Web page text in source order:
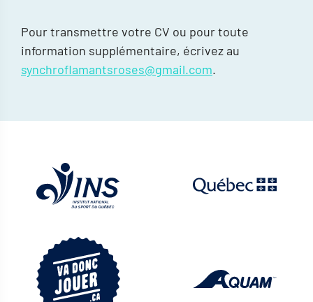
Pour transmettre votre CV ou pour toute
information supplémentaire, écrivez au
synchroflamantsroses@gmail.com.